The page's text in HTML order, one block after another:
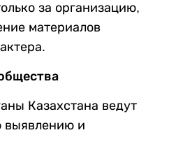
за организацию,
материалов
Казахстана ведут
выявлению и